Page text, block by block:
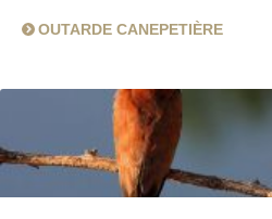
OUTARDE CANEPETIÈRE